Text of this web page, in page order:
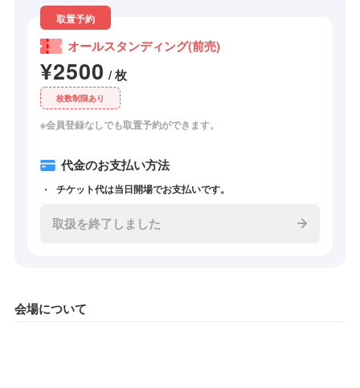
取置予約
オールスタンディング(前売)
¥2500 / 枚
枚数制限あり
※会員登録なしでも取置予約ができます。
代金のお支払い方法
チケット代は当日開場でお支払いです。
取扱を終了しました
会場について